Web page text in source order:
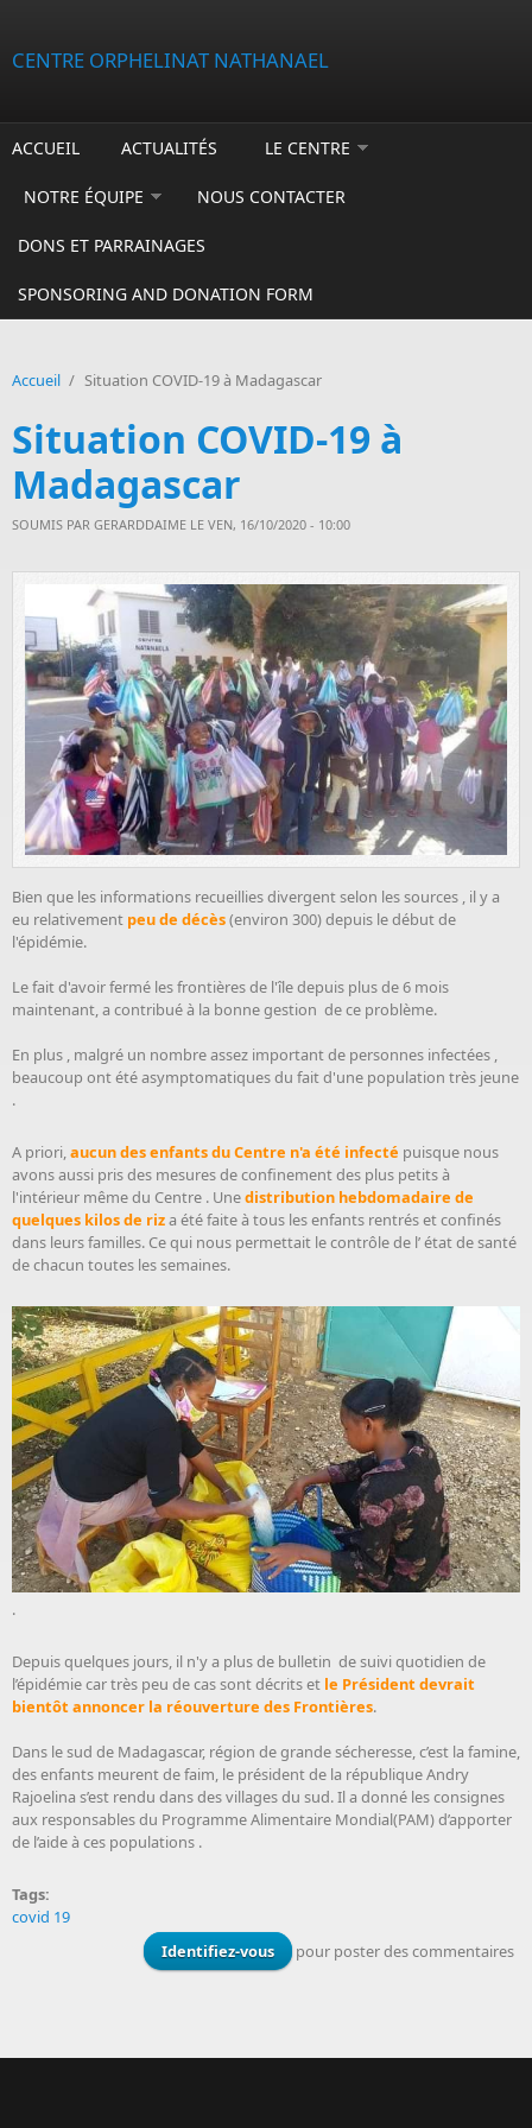
CENTRE ORPHELINAT NATHANAEL
ACCUEIL ACTUALITÉS LE CENTRE
NOTRE ÉQUIPE NOUS CONTACTER
DONS ET PARRAINAGES
SPONSORING AND DONATION FORM
Accueil / Situation COVID-19 à Madagascar
Situation COVID-19 à
Madagascar
SOUMIS PAR GERARDDAIME LE VEN, 16/10/2020 - 10:00
Bien que les informations recueillies divergent selon les sources , il y a
eu relativement peu de décès(environ 300) depuis le début de
l'épidémie.
Le fait d'avoir fermé les frontières de l'île depuis plus de 6 mois
maintenant, a contribué à la bonne gestion de ce problème.
En plus , malgré un nombre assez important de personnes infectées ,
beaucoup ont été asymptomatiques du fait d'une population très jeune
.
A priori,aucun des enfants du Centre n'a été infecté puisque nous
avons aussi pris des mesures de confinement des plus petits à
l'intérieur même du Centre . Unedistribution hebdomadaire de
quelques kilos de riza été faite à tous les enfants rentrés et confinés
dans leurs familles. Ce qui nous permettait le contrôle de l’ état de santé
de chacun toutes les semaines.
.
Depuis quelques jours, il n'y a plus de bulletin de suivi quotidien de
l’épidémie car très peu de cas sont décrits et le Président devrait
bientôt annoncer la réouverture des Frontières.
Dans le sud de Madagascar, région de grande sécheresse, c’est la famine,
des enfants meurent de faim, le président de la république Andry
Rajoelina s’est rendu dans des villages du sud. Il a donné les consignes
aux responsables du Programme Alimentaire Mondial(PAM) d’apporter
de l’aide à ces populations .
Tags:
covid 19
Identifiez-vous
pour poster des commentaires